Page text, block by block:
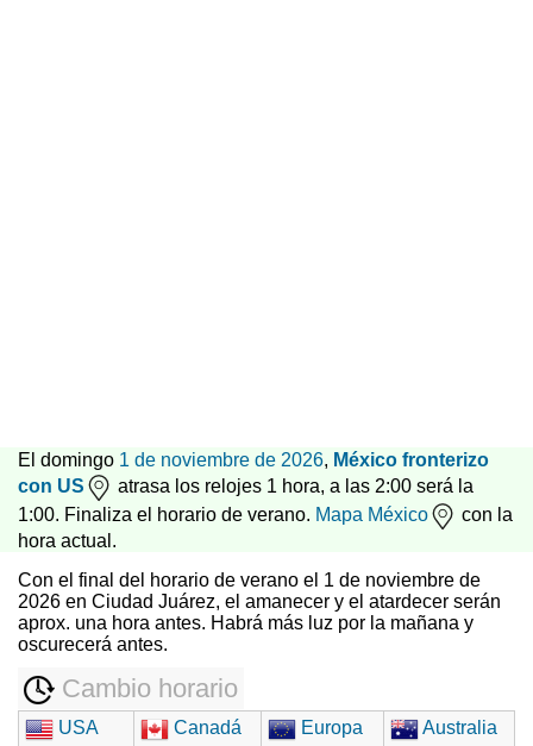
El domingo 1 de noviembre de 2026, México fronterizo
con US
atrasa los relojes 1 hora, a las 2:00 será la
1:00. Finaliza el horario de verano. Mapa México
con la
hora actual.
Con el final del horario de verano el 1 de noviembre de
2026 en Ciudad Juárez, el amanecer y el atardecer serán
aprox. una hora antes. Habrá más luz por la mañana y
oscurecerá antes.
Cambio horario
USA Canadá Europa
Australia